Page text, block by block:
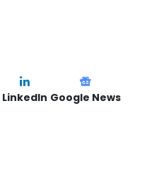
LinkedIn Google News